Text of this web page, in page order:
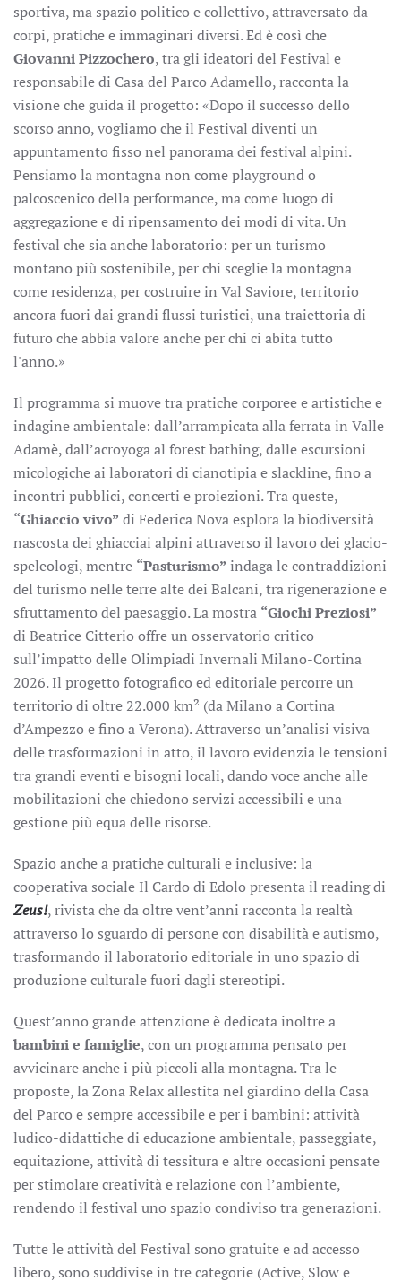
sportiva, ma spazio politico e collettivo, attraversato da
corpi, pratiche e immaginari diversi. Ed è così che
Giovanni Pizzochero, tra gli ideatori del Festival e
responsabile di Casa del Parco Adamello, racconta la
visione che guida il progetto: «Dopo il successo dello
scorso anno, vogliamo che il Festival diventi un
appuntamento fisso nel panorama dei festival alpini.
Pensiamo la montagna non come playground o
palcoscenico della performance, ma come luogo di
aggregazione e di ripensamento dei modi di vita. Un
festival che sia anche laboratorio: per un turismo
montano più sostenibile, per chi sceglie la montagna
come residenza, per costruire in Val Saviore, territorio
ancora fuori dai grandi flussi turistici, una traiettoria di
futuro che abbia valore anche per chi ci abita tutto
l'anno.»
Il programma si muove tra pratiche corporee e artistiche e
indagine ambientale: dall’arrampicata alla ferrata in Valle
Adamè, dall’acroyoga al forest bathing, dalle escursioni
micologiche ai laboratori di cianotipia e slackline, fino a
incontri pubblici, concerti e proiezioni. Tra queste,
“Ghiaccio vivo” di Federica Nova esplora la biodiversità
nascosta dei ghiacciai alpini attraverso il lavoro dei glacio-
speleologi, mentre “Pasturismo” indaga le contraddizioni
del turismo nelle terre alte dei Balcani, tra rigenerazione e
sfruttamento del paesaggio. La mostra “Giochi Preziosi”
di Beatrice Citterio offre un osservatorio critico
sull’impatto delle Olimpiadi Invernali Milano-Cortina
2026. Il progetto fotografico ed editoriale percorre un
territorio di oltre 22.000 km² (da Milano a Cortina
d’Ampezzo e fino a Verona). Attraverso un’analisi visiva
delle trasformazioni in atto, il lavoro evidenzia le tensioni
tra grandi eventi e bisogni locali, dando voce anche alle
mobilitazioni che chiedono servizi accessibili e una
gestione più equa delle risorse.
Spazio anche a pratiche culturali e inclusive: la
cooperativa sociale Il Cardo di Edolo presenta il reading di
Zeus!, rivista che da oltre vent’anni racconta la realtà
attraverso lo sguardo di persone con disabilità e autismo,
trasformando il laboratorio editoriale in uno spazio di
produzione culturale fuori dagli stereotipi.
Quest’anno grande attenzione è dedicata inoltre a
bambini e famiglie, con un programma pensato per
avvicinare anche i più piccoli alla montagna. Tra le
proposte, la Zona Relax allestita nel giardino della Casa
del Parco e sempre accessibile e per i bambini: attività
ludico-didattiche di educazione ambientale, passeggiate,
equitazione, attività di tessitura e altre occasioni pensate
per stimolare creatività e relazione con l’ambiente,
rendendo il festival uno spazio condiviso tra generazioni.
Tutte le attività del Festival sono gratuite e ad accesso
libero, sono suddivise in tre categorie (Active, Slow e